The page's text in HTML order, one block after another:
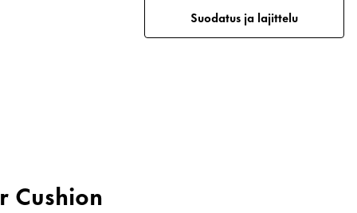
Suodatus ja lajittelu
Cushion